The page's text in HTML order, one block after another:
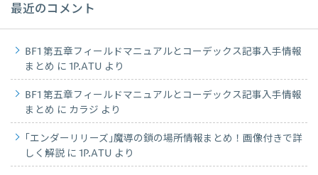
最近のコメント
BF1 第五章フィールドマニュアルとコーデックス記事入手情報
まとめ に 1P.ATU より
BF1 第五章フィールドマニュアルとコーデックス記事入手情報
まとめ に カラジ より
｢エンダーリリーズ｣魔導の鎖の場所情報まとめ！画像付きで詳
しく解説 に 1P.ATU より